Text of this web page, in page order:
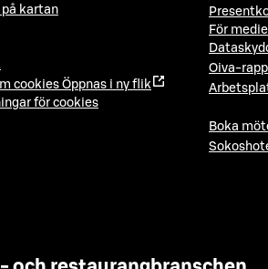
på kartan
cookies Öppnas i ny flik
för cookies
För
Oiva-
Boka